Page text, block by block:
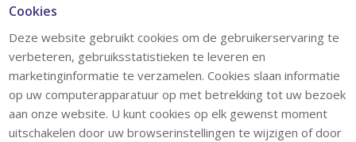
Cookies
Deze website gebruikt cookies om de gebruikerservaring te
verbeteren, gebruiksstatistieken te leveren en
marketinginformatie te verzamelen. Cookies slaan informatie
op uw computerapparatuur op met betrekking tot uw bezoek
aan onze website. U kunt cookies op elk gewenst moment
uitschakelen door uw browserinstellingen te wijzigen of door